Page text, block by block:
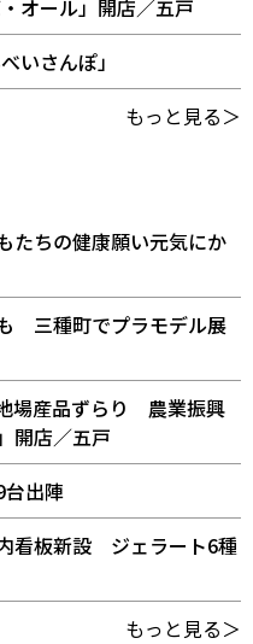
オール」開店／五戸
いさんぽ」
もっと見る＞
ちの健康願い元気にか
三種町でプラモデル展
場産品ずらり 農業振興
開店／五戸
出陣
看板新設 ジェラート6種
もっと見る＞